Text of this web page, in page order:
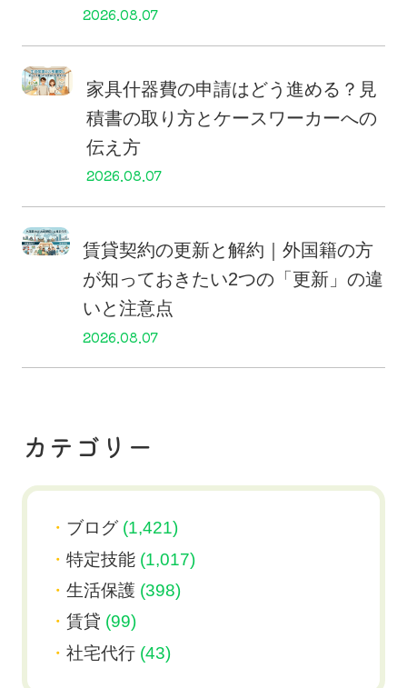
2026.08.07
家具什器費の申請はどう進める？見
積書の取り方とケースワーカーへの
伝え方
2026.08.07
賃貸契約の更新と解約｜外国籍の方
が知っておきたい2つの「更新」の違
いと注意点
2026.08.07
カテゴリー
ブログ(1,421)
特定技能(1,017)
生活保護 (398)
賃貸 (99)
社宅代行(43)